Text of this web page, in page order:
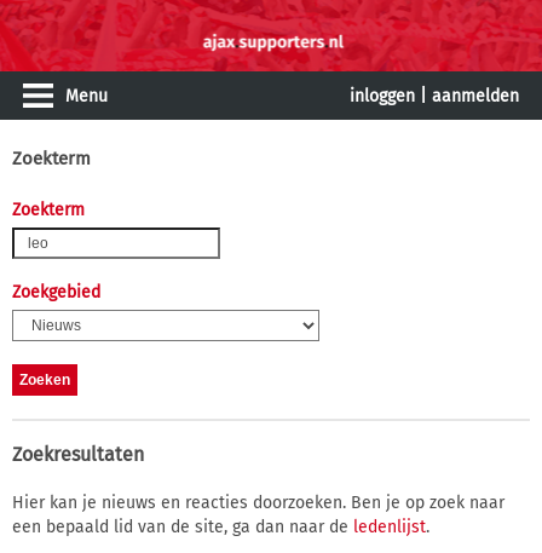
Menu inloggen aanmelden
Zoekterm
Zoekterm
Zoekgebied
Zoekresultaten
Hier kan je nieuws en reacties doorzoeken. Ben je op zoek naar
een bepaald lid van de site, ga dan naar de ledenlijst.